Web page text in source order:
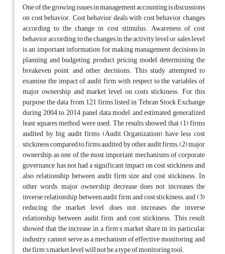
One of the growing issues in management accounting is discussions
on cost behavior. Cost behavior deals with cost behavior changes
according to the change in cost stimulus. Awareness of cost
behavior according to the changes in the activity level or sales level
is an important information for making management decisions in
planning and budgeting, product pricing model, determining the
breakeven point, and other decisions. This study attempted to
examine the impact of audit firm with respect to the variables of
major ownership and market level on costs stickiness. For this
purpose, the data from 121 firms listed in Tehran Stock Exchange
during 2004 to 2014, panel data model, and estimated generalized
least squares method were used. The results showed that (1) firms
audited by big audit firms (Audit Organization) have less cost
stickiness compared to firms audited by other audit firms; (2) major
ownership, as one of the most important mechanisms of corporate
governance, has not had a significant impact on cost stickiness and
also relationship between audit firm size and cost stickiness. In
other words, major ownership decrease does not increases the
inverse relationship between audit firm and cost stickiness; and (3)
reducing the market level does not increases the inverse
relationship between audit firm and cost stickiness. This result
showed that the increase in a firm’s market share in its particular
industry, cannot serve as a mechanism of effective monitoring, and
the firm’s market level will not be a type of monitoring tool.